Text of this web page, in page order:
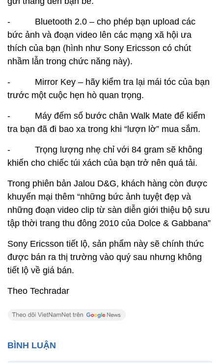
- Bluetooth 2.0 – cho phép bạn upload các
bức ảnh và đoạn video lên các mạng xã hội ưa
thích của bạn (hình như Sony Ericsson có chút
nhầm lẫn trong chức năng này).
- Mirror Key – hãy kiểm tra lại mái tóc của bạn
trước một cuộc hẹn hò quan trọng.
- Máy đếm số bước chân Walk Mate để kiểm
tra bạn đã đi bao xa trong khi “lượn lờ” mua sắm.
- Trọng lượng nhẹ chỉ với 84 gram sẽ không
khiến cho chiếc túi xách của bạn trở nên quá tải.
Trong phiên bản Jalou D&G, khách hàng còn được
khuyến mại thêm “những bức ảnh tuyệt đẹp và
những đoạn video clip từ sàn diễn giới thiệu bộ sưu
tập thời trang thu đông 2010 của Dolce & Gabbana”
Sony Ericsson tiết lộ, sản phẩm này sẽ chính thức
được bán ra thị trường vào quý sau nhưng không
tiết lộ về giá bán.
Theo Techradar